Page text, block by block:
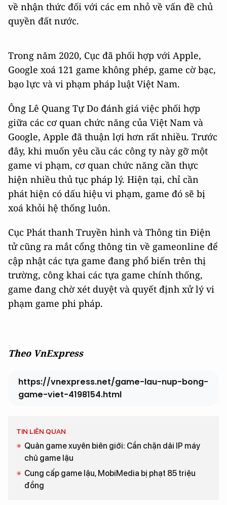
về nhận thức đối với các em nhỏ về vấn đề chủ
quyền đất nước.
Trong năm 2020, Cục đã phối hợp với Apple,
Google xoá 121 game không phép, game cờ bạc,
bạo lực và vi phạm pháp luật Việt Nam.
Ông Lê Quang Tự Do đánh giá việc phối hợp
giữa các cơ quan chức năng của Việt Nam và
Google, Apple đã thuận lợi hơn rất nhiều. Trước
đây, khi muốn yêu cầu các công ty này gỡ một
game vi phạm, cơ quan chức năng cần thực
hiện nhiều thủ tục pháp lý. Hiện tại, chỉ cần
phát hiện có dấu hiệu vi phạm, game đó sẽ bị
xoá khỏi hệ thống luôn.
Cục Phát thanh Truyền hình và Thông tin Điện
tử cũng ra mắt cổng thông tin về gameonline để
cập nhật các tựa game đang phổ biến trên thị
trường, công khai các tựa game chính thống,
game đang chờ xét duyệt và quyết định xử lý vi
phạm game phi pháp.
Theo VnExpress
https://vnexpress.net/game-lau-nup-bong-
game-viet-4198154.html
TIN LIÊN QUAN
Quản game xuyên biên giới: Cần chặn dải IP máy
chủ game lậu
Cung cấp game lậu, MobiMedia bị phạt 85 triệu
đồng